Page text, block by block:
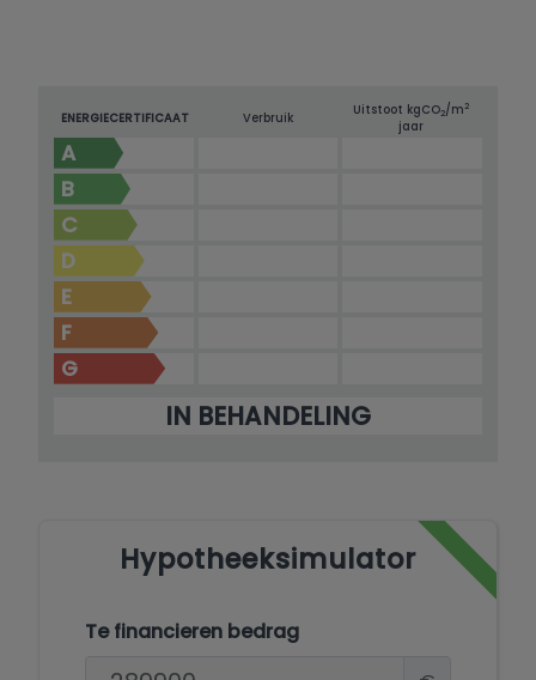
ENERGIECERTIFICAAT Verbruik
Uitstoot kgCO2/m2
jaar
A
B
C
D
E
F
G
IN BEHANDELING
Hypotheeksimulator
Te financieren bedrag